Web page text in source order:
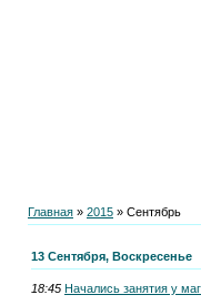
Главная » 2015 » Сентябрь
13 Сентября, Воскресенье
18:45 Начались занятия у